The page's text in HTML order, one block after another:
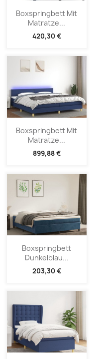
Boxspringbett Mit
Matratze...
420,30 €
Boxspringbett Mit
Matratze...
899,88 €
Boxspringbett
Dunkelblau...
203,30 €